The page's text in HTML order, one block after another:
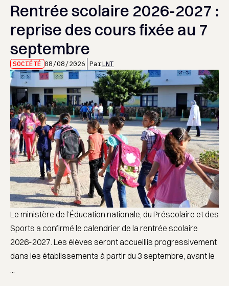
Rentrée scolaire 2026-2027 :
reprise des cours fixée au 7
septembre
SOCIÉTÉ 08/08/2026 ParLNT
Le ministère de l’Éducation nationale, du Préscolaire et des
Sports a confirmé le calendrier de la rentrée scolaire
2026-2027. Les élèves seront accueillis progressivement
dans les établissements à partir du 3 septembre, avant le